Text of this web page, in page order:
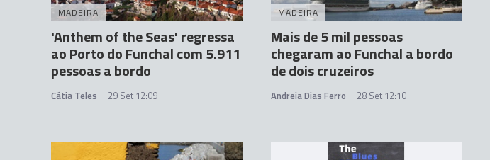
MADEIRA
'Anthem of the Seas' regressa
ao Porto do Funchal com 5.911
pessoas a bordo
Cátia Teles 29 Set 12:09
MADEIRA
Mais de 5 mil pessoas
chegaram ao Funchal a bordo
de dois cruzeiros
Andreia Dias Ferro 28 Set 12:10